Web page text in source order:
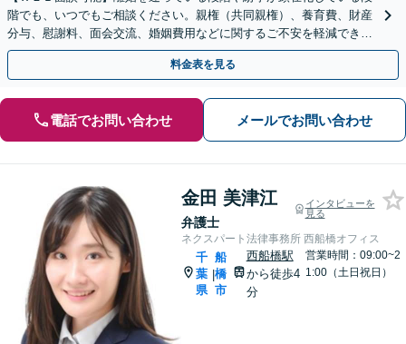
階でも、いつでもご相談ください。親権（共同親権）、養育費、財産
分与、慰謝料、面会交流、婚姻費用などに関するご不安を軽減できる
よう的確にご回答します。法テラスのご利用も可能です。
料金表を見る
電話でお問い合わせ メールでお問い合わせ
金田 美津江
弁護士
インタビューを
見る
ネクスパート法律事務所 西船橋オフィス
千
葉
県
|
船
橋
市
西船橋駅
から徒歩4
分
営業時間：09:00~2
1:00（土日祝日）